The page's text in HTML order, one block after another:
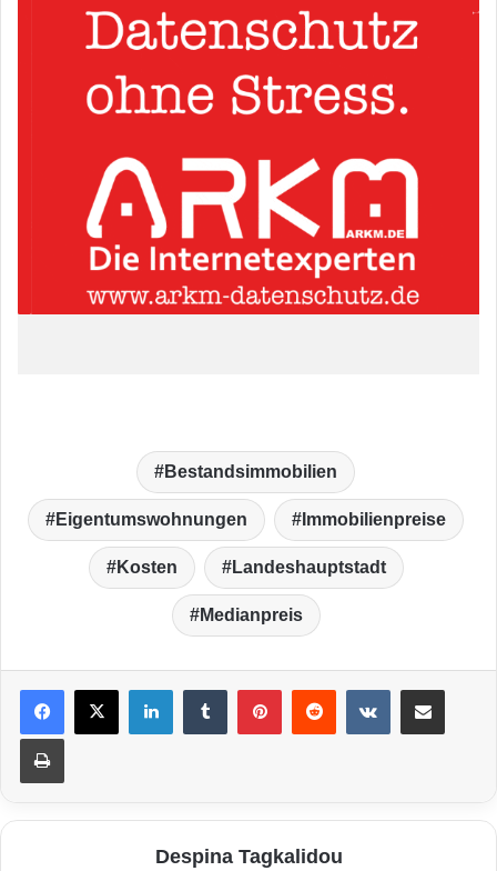
Bestandsimmobilien
Eigentumswohnungen Immobilienpreise
Kosten Landeshauptstadt
Medianpreis
LinkedIn VKontakte
Drucken
Despina Tagkalidou